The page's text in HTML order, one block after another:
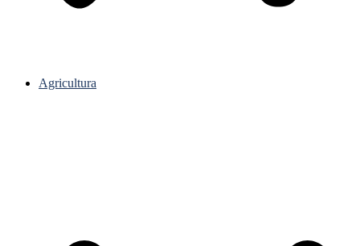
Agricultura